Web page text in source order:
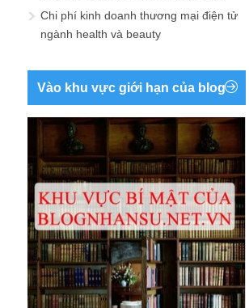
Chi phí kinh doanh thương mại điện tử
ngành health và beauty
Vào khu vực giới hạn của blog